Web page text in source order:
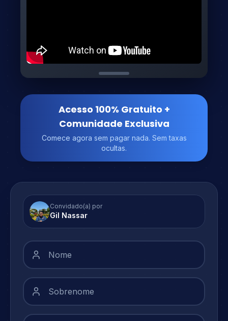
Acesso 100% Gratuito +
Comunidade Exclusiva
Comece agora sem pagar nada. Sem taxas
ocultas.
Convidado(a) por
Gil Nassar